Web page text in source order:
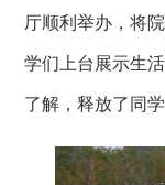
厅顺利举办，将
学们上台展示生
了解，释放了同